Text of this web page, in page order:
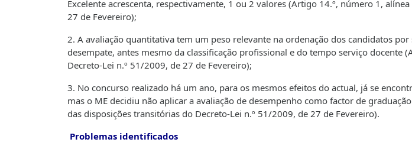
Excelente acrescenta, respectivamente, 1 ou 2 valores (Artigo 14.º, número 1,
27 de Fevereiro);
2. A avaliação quantitativa tem um peso relevante na ordenação dos candidatos
desempate, antes mesmo da classificação profissional e do tempo serviço docente
Decreto-Lei n.º 51/2009, de 27 de Fevereiro);
3. No concurso realizado há um ano, para os mesmos efeitos do actual, já se
mas o ME decidiu não aplicar a avaliação de desempenho como factor de
das disposições transitórias do Decreto-Lei n.º 51/2009, de 27 de Fevereiro).
Problemas identificados